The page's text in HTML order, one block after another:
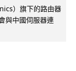
）旗下的路由器
與中國伺服器連